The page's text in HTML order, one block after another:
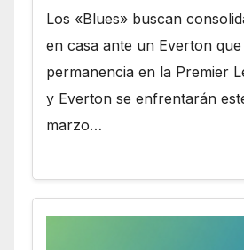
Los «Blues» buscan
en casa ante un Everton
permanencia en la Premier
y Everton se enfrentarán
marzo…